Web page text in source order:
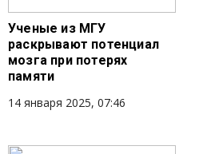
Ученые из МГУ
раскрывают потенциал
мозга при потерях
памяти
14 января 2025, 07:46